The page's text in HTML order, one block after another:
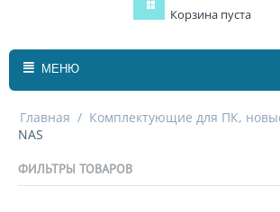
Корзина пуста
МЕНЮ
Главная / Комплектующие для ПК,
NAS
ФИЛЬТРЫ ТОВАРОВ